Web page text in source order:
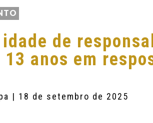
de
anos em
| 18 de setembro de 2025